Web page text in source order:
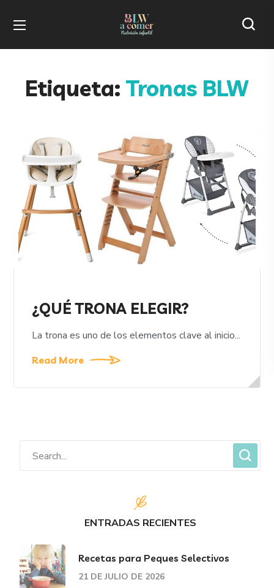
Etiqueta: Tronas BLW
¿QUÉ TRONA ELEGIR?
La trona es uno de los elementos clave al inicio...
Read More
ENTRADAS RECIENTES
Recetas para Peques Selectivos
21 DE JULIO DE 2026